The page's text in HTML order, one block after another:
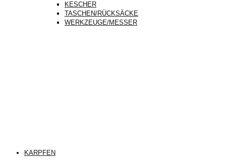
KESCHER
TASCHEN/RÜCKSÄCKE
WERKZEUGE/MESSER
KARPFEN